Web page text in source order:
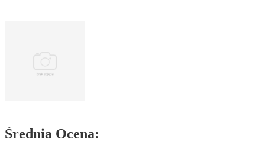
Średnia Ocena: